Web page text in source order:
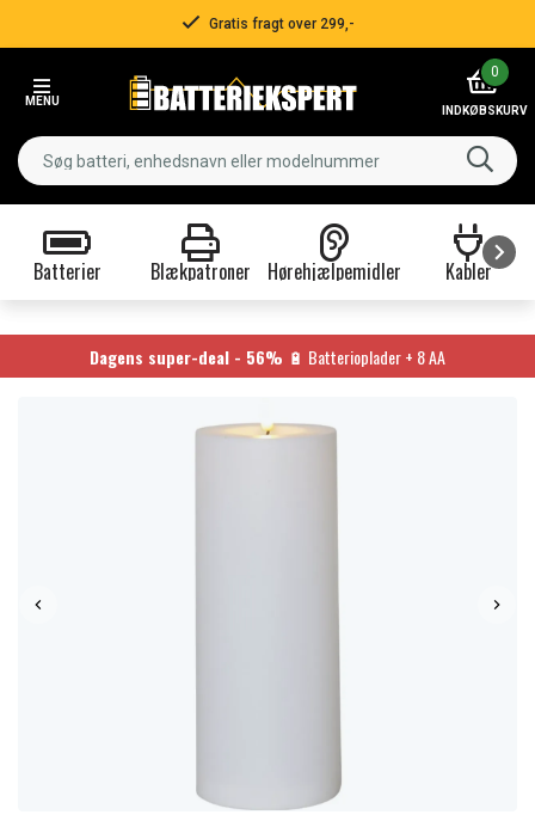
Gratis fragt over 299,-
MENU
0
INDKØBSKURV
Batterier Blækpatroner Hørehjælpemidler Kabler
9
Dagens super-deal - 56% 🔋 Batterioplader + 8 AA